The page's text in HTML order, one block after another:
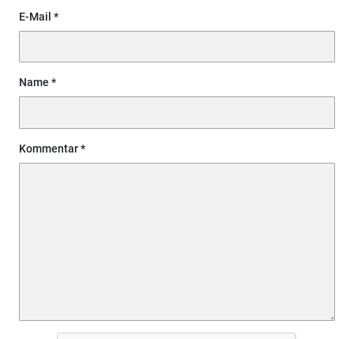
E-Mail
Name
Kommentar